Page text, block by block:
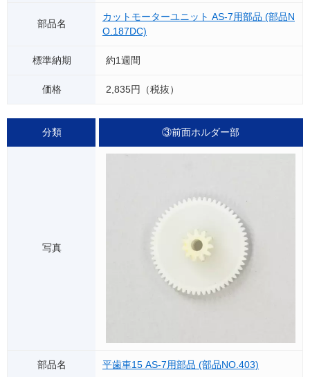
カットモーターユニット AS-7用部品 (部品N
O.187DC)
約1週間
2,835円（税抜）
③前面ホルダー部
平歯車15 AS-7用部品 (部品NO.403)